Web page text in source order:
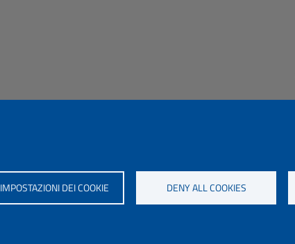
IMPOSTAZIONI DEI COOKIE DENY ALL COOKIES